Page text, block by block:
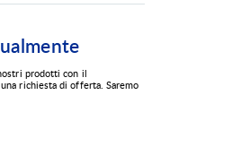
prodotti con il
richiesta di offerta. Saremo